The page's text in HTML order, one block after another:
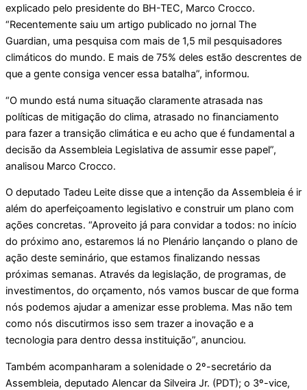
explicado pelo presidente do BH-TEC, Marco Crocco.
“Recentemente saiu um artigo publicado no jornal The
Guardian, uma pesquisa com mais de 1,5 mil pesquisadores
climáticos do mundo. E mais de 75% deles estão descrentes de
que a gente consiga vencer essa batalha”, informou.
“O mundo está numa situação claramente atrasada nas
políticas de mitigação do clima, atrasado no financiamento
para fazer a transição climática e eu acho que é fundamental a
decisão da Assembleia Legislativa de assumir esse papel”,
analisou Marco Crocco.
O deputado Tadeu Leite disse que a intenção da Assembleia é ir
além do aperfeiçoamento legislativo e construir um plano com
ações concretas. “Aproveito já para convidar a todos: no início
do próximo ano, estaremos lá no Plenário lançando o plano de
ação deste seminário, que estamos finalizando nessas
próximas semanas. Através da legislação, de programas, de
investimentos, do orçamento, nós vamos buscar de que forma
nós podemos ajudar a amenizar esse problema. Mas não tem
como nós discutirmos isso sem trazer a inovação e a
tecnologia para dentro dessa instituição”, anunciou.
Também acompanharam a solenidade o 2º-secretário da
Assembleia, deputado Alencar da Silveira Jr. (PDT); o 3º-vice,